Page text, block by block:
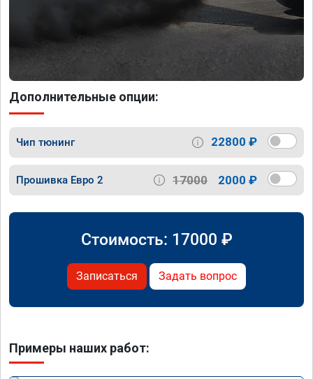
Дополнительные опции:
Чип тюнинг 22800 ₽
Прошивка Евро 2 17000 2000 ₽
Стоимость: 17000 ₽
Записаться Задать вопрос
Примеры наших работ: